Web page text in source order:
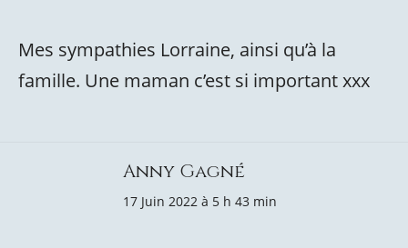
Mes sympathies Lorraine, ainsi qu’à la
famille. Une maman c’est si important xxx
Anny Gagné
17 Juin 2022 à 5 h 43 min